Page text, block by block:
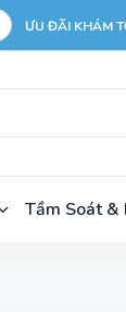
ƯU ĐÃI KHÁM
Tầm Soát &